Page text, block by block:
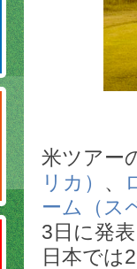
米ツアー
リカ） 、
ーム（ス
3日に発
日本では